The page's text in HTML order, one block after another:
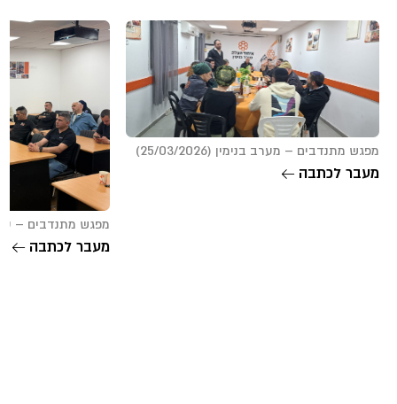
מפגש מתנדבים – מערב בנימין (25/03/2026)
מעבר לכתבה
מפגש מתנדבים – סח’נין (19/
מעבר לכתבה